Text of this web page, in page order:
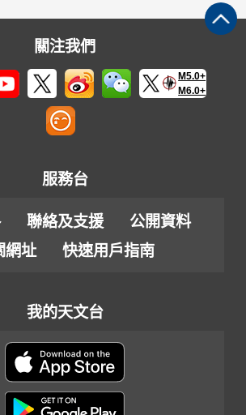
關注我們
M5.0+
M6.0+
服務台
聯絡及支援
公開資料
網址
快速用戶指南
我的天文台